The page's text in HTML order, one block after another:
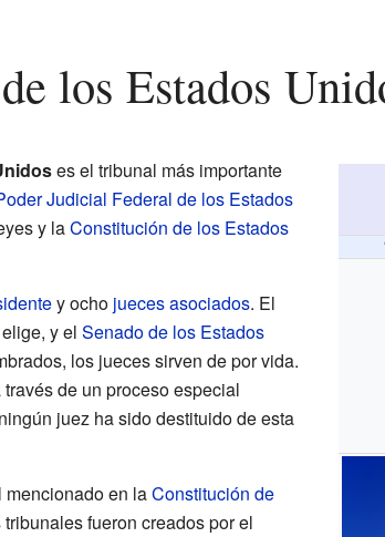
de los Estados
es el tribunal más importante
Judicial Federal de los Estados
y laConstitución de los Estados
y ocho jueces asociados. El
y el Senado de los Estados
los jueces sirven de por vida.
de un proceso especial
juez ha sido destituido de esta
mencionado en laConstitución de
fueron creados por el